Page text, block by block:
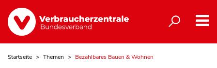
Startseite Themen Bezahlbares Bauen & Wohnen